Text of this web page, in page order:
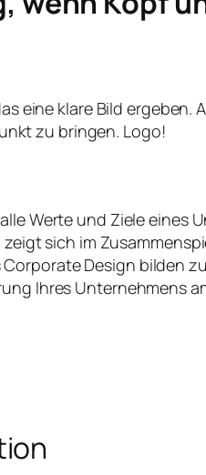
eine klare Bild ergeben.
zu bringen. Logo!
Werte und Ziele eines
sich im
Design bilden
Ihres Unternehmens